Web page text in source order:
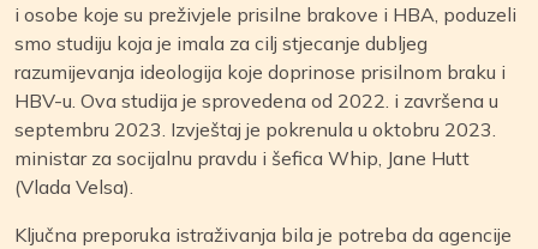
i osobe koje su preživjele prisilne brakove i HBA, poduzeli
smo studiju koja je imala za cilj stjecanje dubljeg
razumijevanja ideologija koje doprinose prisilnom braku i
HBV-u. Ova studija je sprovedena od 2022. i završena u
septembru 2023. Izvještaj je pokrenula u oktobru 2023.
ministar za socijalnu pravdu i šefica Whip, Jane Hutt
(Vlada Velsa).
Ključna preporuka istraživanja bila je potreba da agencije